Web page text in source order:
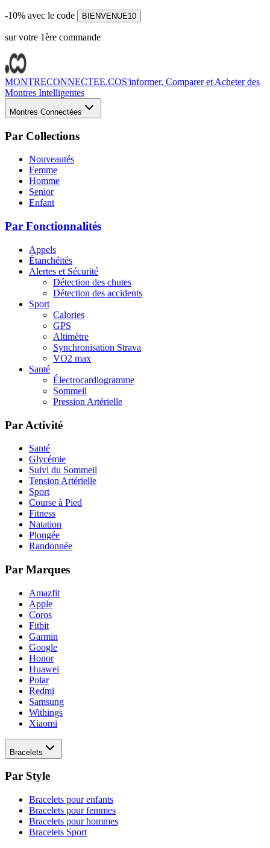
-10% avec le code BIENVENUE10
sur votre 1ère commande
MONTRECONNECTEE.COS'informer, Comparer et Acheter des
Montres Intelligentes
Montres Connectées
Par Collections
Nouveautés
Femme
Homme
Senior
Enfant
Par Fonctionnalités
Appels
Étanchéités
Alertes et Sécurité
Détection des chutes
Détection des accidents
Sport
Calories
GPS
Altimètre
Synchronisation Strava
VO2 max
Santé
Électrocardiogramme
Sommeil
Pression Artérielle
Par Activité
Santé
Glycémie
Suivi du Sommeil
Tension Artérielle
Sport
Course à Pied
Fitness
Natation
Plongée
Randonnée
Par Marques
Amazfit
Apple
Coros
Fitbit
Garmin
Google
Honor
Huawei
Polar
Redmi
Samsung
Withings
Xiaomi
Bracelets
Par Style
Bracelets pour enfants
Bracelets pour femmes
Bracelets pour hommes
Bracelets Sport